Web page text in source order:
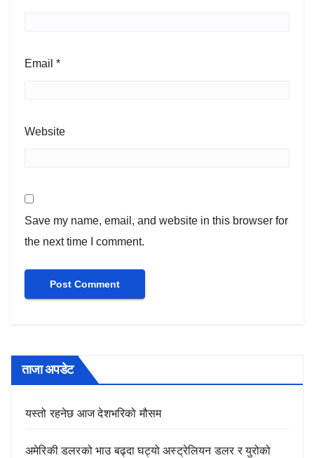
Email *
Website
Save my name, email, and website in this browser for
the next time I comment.
ताजा अपडेट
यस्तो रहनेछ आज देशभरिको मौसम
अमेरिकी डलरको भाउ बढ्दा घट्यो अस्ट्रेलियन डलर र युरोको